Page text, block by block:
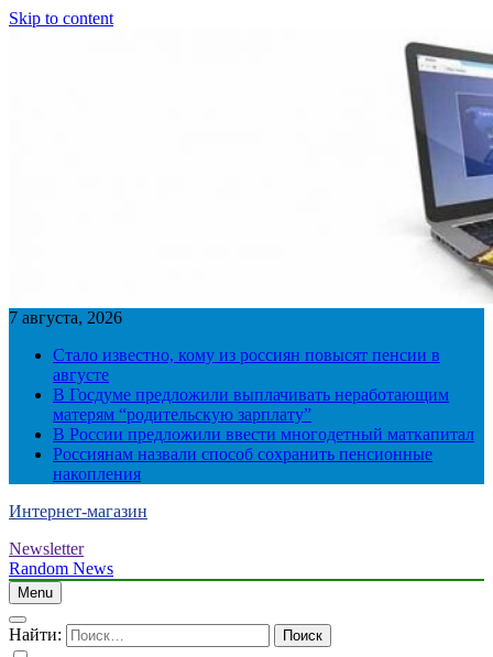
Skip to content
7 августа, 2026
Стало известно, кому из россиян повысят пенсии в
августе
В Госдуме предложили выплачивать неработающим
матерям “родительскую зарплату”
В России предложили ввести многодетный маткапитал
Россиянам назвали способ сохранить пенсионные
накопления
Интернет-магазин
Newsletter
Random News
Menu
Найти: